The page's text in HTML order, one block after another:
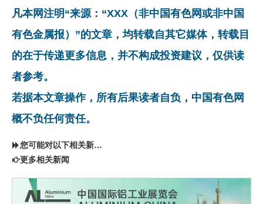
凡本网注明“来源：“XXX（非中国有色网或非中国
有色金属报）”的文章，均转载自其它媒体，转载目
的在于传递更多信息，并不构成投资建议，仅供读
者参考。
若据本文章操作，所有后果读者自负，中国有色网
概不负任何责任。
您可能对以下相关新闻同样感兴趣
更多相关新闻